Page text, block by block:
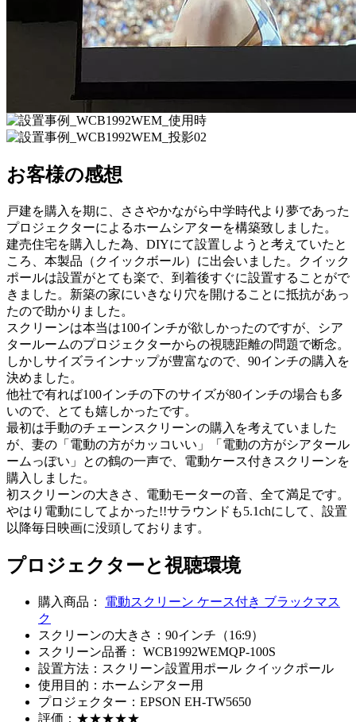
お客様の感想
戸建を購入を期に、ささやかながら中学時代より夢であった
プロジェクターによるホームシアターを構築致しました。
建売住宅を購入した為、DIYにて設置しようと考えていたと
ころ、本製品（クイックボール）に出会いました。クイック
ポールは設置がとても楽で、到着後すぐに設置することがで
きました。新築の家にいきなり穴を開けることに抵抗があっ
たので助かりました。
スクリーンは本当は100インチが欲しかったのですが、シア
タールームのプロジェクターからの視聴距離の問題で断念。
しかしサイズラインナップが豊富なので、90インチの購入を
決めました。
他社で有れば100インチの下のサイズが80インチの場合も多
いので、とても嬉しかったです。
最初は手動のチェーンスクリーンの購入を考えていました
が、妻の「電動の方がカッコいい」「電動の方がシアタール
ームっぽい」との鶴の一声で、電動ケース付きスクリーンを
購入しました。
初スクリーンの大きさ、電動モーターの音、全て満足です。
やはり電動にしてよかった!!サラウンドも5.1chにして、設置
以降毎日映画に没頭しております。
プロジェクターと視聴環境
購入商品： 電動スクリーン ケース付き ブラックマス
ク
スクリーンの大きさ：90インチ（16:9）
スクリーン品番： WCB1992WEMQP-100S
設置方法：スクリーン設置用ポール クイックポール
使用目的：ホームシアター用
プロジェクター：EPSON EH-TW5650
評価：★★★★★